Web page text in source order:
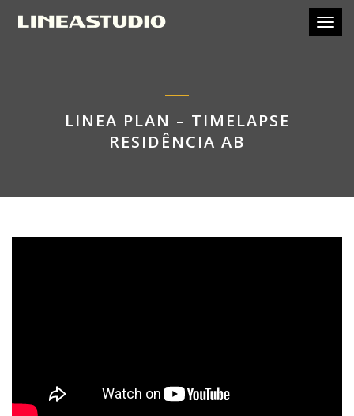
LINEA PLAN – TIMELAPSE
RESIDÊNCIA AB